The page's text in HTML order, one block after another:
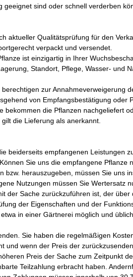
geeignet sind oder schnell verderben
aktueller Qualitätsprüfung für den
verpackt und versendet.
ist einzigartig in Ihrer
Standort, Pflege, Wasser- und
zur Annahmeverweigerung
von Empfangsbestätigung oder
bekommen die Pflanzen nachgeliefert
die Lieferung als anerkannt.
beiderseits empfangenen Leistungen
Sie uns die empfangene Pflanze
bzw. herauszugeben, müssen Sie uns
Nutzungen müssen Sie Wertersatz
der Sache zurückzuführen ist, der
der Eigenschaften und der
in einer Gärtnerei möglich und üblich
Sie haben die regelmäßigen
und wenn der Preis der
Preis der Sache zum Zeitpunkt
Teilzahlung erbracht haben.